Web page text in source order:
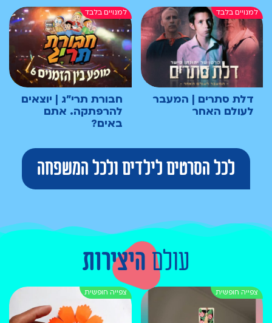
דלת סתרים | המעבר
לעולם האחר
חבורת תרי"ג | יוצאים
להרפתקה. אתם
באים?
לכל הסרטים לילדים ולכל המשפחה
עולם היצירות